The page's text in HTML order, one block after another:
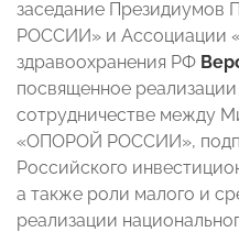
заседание
РОССИИ» и Ассоциации
здравоохранения РФ
посвященное
сотрудничестве между
«ОПОРОЙ РОССИИ»,
Российского
а также роли малого и
реализации национал